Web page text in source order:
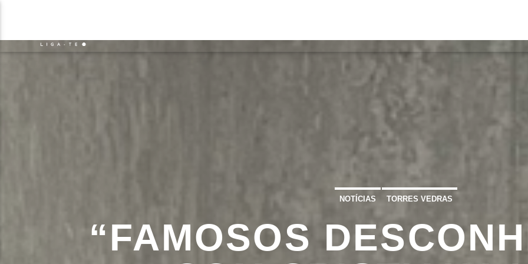
ON FM
NOTÍCIAS TORRES VEDRAS
“FAMOSOS